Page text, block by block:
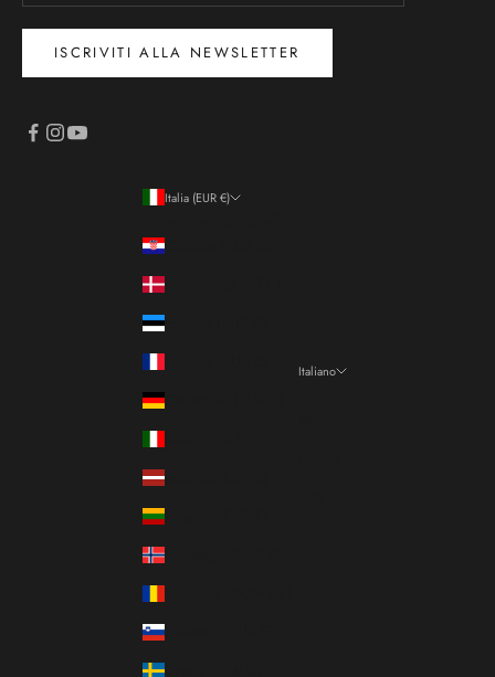
ISCRIVITI ALLA NEWSLETTER
Italia (EUR €)
Croazia (EUR €)
Danimarca (DKK kr.)
Estonia (EUR €)
Francia (EUR €)
Germania (EUR €)
Italia (EUR €)
Lettonia (EUR €)
Lituania (EUR €)
Norvegia (EUR €)
Romania (RON Lei)
Slovenia (EUR €)
Svezia (SEK kr)
Italiano